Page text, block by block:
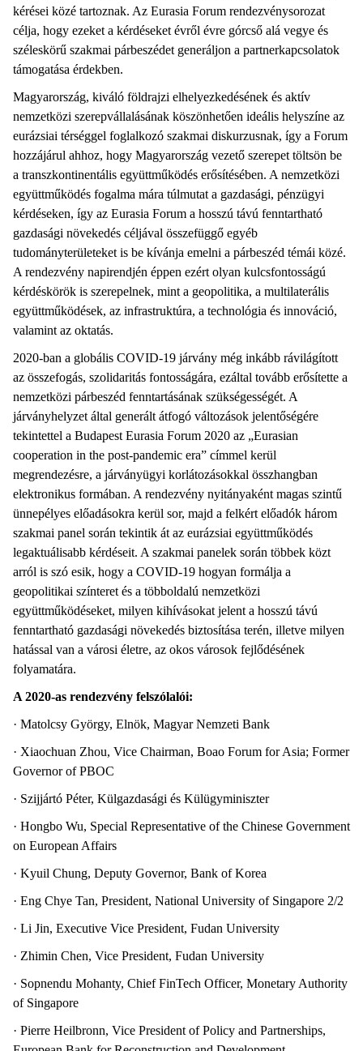
kérései közé tartoznak. Az Eurasia Forum rendezvénysorozat
célja, hogy ezeket a kérdéseket évről évre górcső alá vegye és
széleskörű szakmai párbeszédet generáljon a partnerkapcsolatok
támogatása érdekben.
Magyarország, kiváló földrajzi elhelyezkedésének és aktív
nemzetközi szerepvállalásának köszönhetően ideális helyszíne az
eurázsiai térséggel foglalkozó szakmai diskurzusnak, így a Forum
hozzájárul ahhoz, hogy Magyarország vezető szerepet töltsön be
a transzkontinentális együttműködés erősítésében. A nemzetközi
együttműködés fogalma mára túlmutat a gazdasági, pénzügyi
kérdéseken, így az Eurasia Forum a hosszú távú fenntartható
gazdasági növekedés céljával összefüggő egyéb
tudományterületeket is be kívánja emelni a párbeszéd témái közé.
A rendezvény napirendjén éppen ezért olyan kulcsfontosságú
kérdéskörök is szerepelnek, mint a geopolitika, a multilaterális
együttműködések, az infrastruktúra, a technológia és innováció,
valamint az oktatás.
2020-ban a globális COVID-19 járvány még inkább rávilágított
az összefogás, szolidaritás fontosságára, ezáltal tovább erősítette a
nemzetközi párbeszéd fenntartásának szükségességét. A
járványhelyzet által generált átfogó változások jelentőségére
tekintettel a Budapest Eurasia Forum 2020 az „Eurasian
cooperation in the post-pandemic era” címmel kerül
megrendezésre, a járványügyi korlátozásokkal összhangban
elektronikus formában. A rendezvény nyitányaként magas szintű
ünnepélyes előadásokra kerül sor, majd a felkért előadók három
szakmai panel során tekintik át az eurázsiai együttműködés
legaktuálisabb kérdéseit. A szakmai panelek során többek közt
arról is szó esik, hogy a COVID-19 hogyan formálja a
geopolitikai színteret és a többoldalú nemzetközi
együttműködéseket, milyen kihívásokat jelent a hosszú távú
fenntartható gazdasági növekedés biztosítása terén, illetve milyen
hatással van a városi életre, az okos városok fejlődésének
folyamatára.
A 2020-as rendezvény felszólalói:
· Matolcsy György, Elnök, Magyar Nemzeti Bank
· Xiaochuan Zhou, Vice Chairman, Boao Forum for Asia; Former
Governor of PBOC
· Szijjártó Péter, Külgazdasági és Külügyminiszter
· Hongbo Wu, Special Representative of the Chinese Government
on European Affairs
· Kyuil Chung, Deputy Governor, Bank of Korea
· Eng Chye Tan, President, National University of Singapore 2/2
· Li Jin, Executive Vice President, Fudan University
· Zhimin Chen, Vice President, Fudan University
· Sopnendu Mohanty, Chief FinTech Officer, Monetary Authority
of Singapore
· Pierre Heilbronn, Vice President of Policy and Partnerships,